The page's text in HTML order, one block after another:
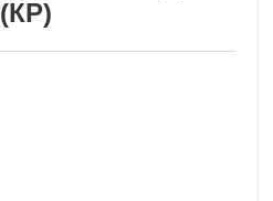
(КР)